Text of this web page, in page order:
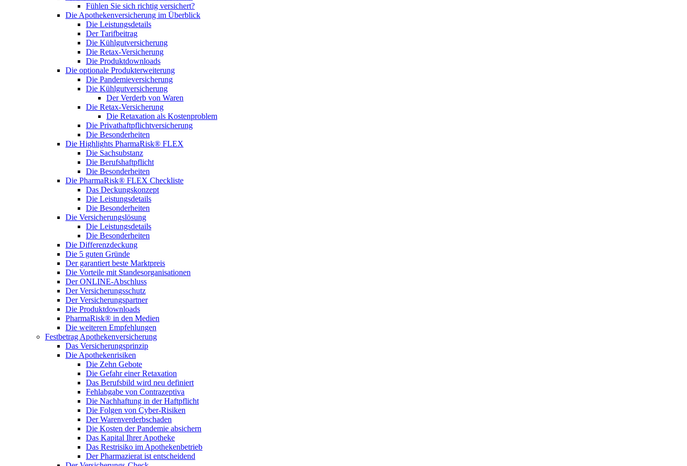
Fühlen Sie sich richtig versichert?
Die Apothekenversicherung im Überblick
Die Leistungsdetails
Der Tarifbeitrag
Die Kühlgutversicherung
Die Retax-Versicherung
Die Produktdownloads
Die optionale Produkterweiterung
Die Pandemieversicherung
Die Kühlgutversicherung
Der Verderb von Waren
Die Retax-Versicherung
Die Retaxation als Kostenproblem
Die Privathaftpflichtversicherung
Die Besonderheiten
Die Highlights PharmaRisk® FLEX
Die Sachsubstanz
Die Berufshaftpflicht
Die Besonderheiten
Die PharmaRisk® FLEX Checkliste
Das Deckungskonzept
Die Leistungsdetails
Die Besonderheiten
Die Versicherungslösung
Die Leistungsdetails
Die Besonderheiten
Die Differenzdeckung
Die 5 guten Gründe
Der garantiert beste Marktpreis
Die Vorteile mit Standesorganisationen
Der ONLINE-Abschluss
Der Versicherungsschutz
Der Versicherungspartner
Die Produktdownloads
PharmaRisk® in den Medien
Die weiteren Empfehlungen
Festbetrag Apothekenversicherung
Das Versicherungsprinzip
Die Apothekenrisiken
Die Zehn Gebote
Die Gefahr einer Retaxation
Das Berufsbild wird neu definiert
Fehlabgabe von Contrazeptiva
Die Nachhaftung in der Haftpflicht
Die Folgen von Cyber-Risiken
Der Warenverderbschaden
Die Kosten der Pandemie absichern
Das Kapital Ihrer Apotheke
Das Restrisiko im Apothekenbetrieb
Der Pharmazierat ist entscheidend